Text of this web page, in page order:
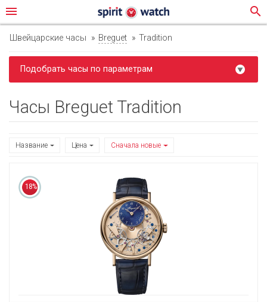
menu search
Швейцарские часы Breguet Tradition
Подобрать часы по параметрам
Часы Breguet Tradition
Название Цена Сначала новые
18%